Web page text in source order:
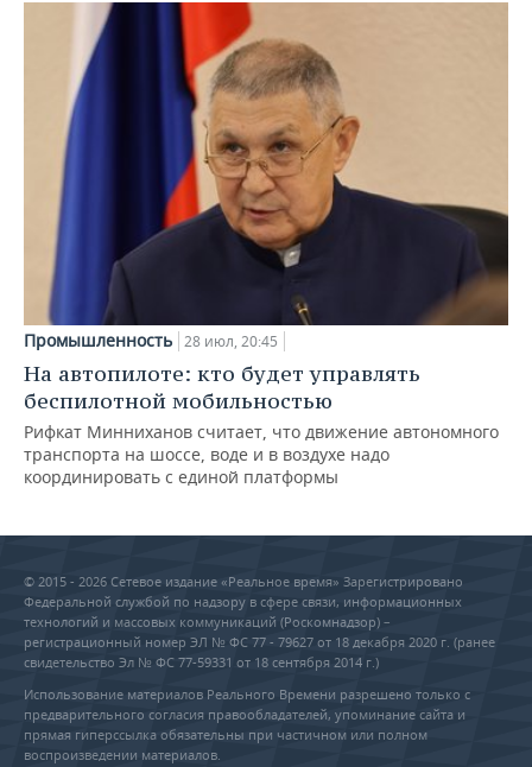
Промышленность 28 июл, 20:45
На автопилоте: кто будет управлять
беспилотной мобильностью
Рифкат Минниханов считает, что движение автономного
транспорта на шоссе, воде и в воздухе надо
координировать с единой платформы
© 2015 - 2026 Сетевое издание «Реальное время» Зарегистрировано
Федеральной службой по надзору в сфере связи, информационных
технологий и массовых коммуникаций (Роскомнадзор) –
регистрационный номер ЭЛ № ФС 77 - 79627 от 18 декабря 2020 г. (ранее
свидетельство Эл № ФС 77-59331 от 18 сентября 2014 г.)
Использование материалов Реального Времени разрешено только с
предварительного согласия правообладателей, упоминание сайта и
прямая гиперссылка обязательны при частичном или полном
воспроизведении материалов.